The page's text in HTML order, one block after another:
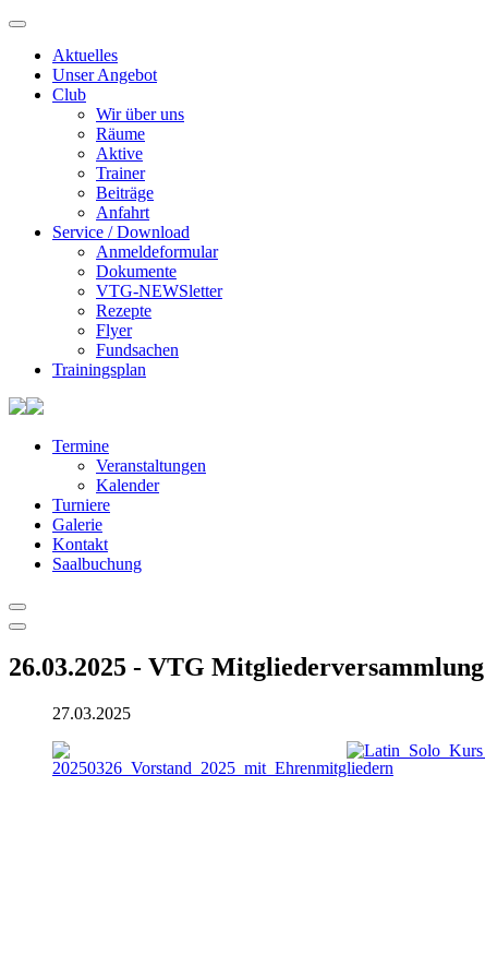
Aktuelles
Unser Angebot
Club
Wir über uns
Räume
Aktive
Trainer
Beiträge
Anfahrt
Service / Download
Anmeldeformular
Dokumente
VTG-NEWSletter
Rezepte
Flyer
Fundsachen
Trainingsplan
Termine
Veranstaltungen
Kalender
Turniere
Galerie
Kontakt
Saalbuchung
26.03.2025 - VTG Mitgliederversammlung
27.03.2025